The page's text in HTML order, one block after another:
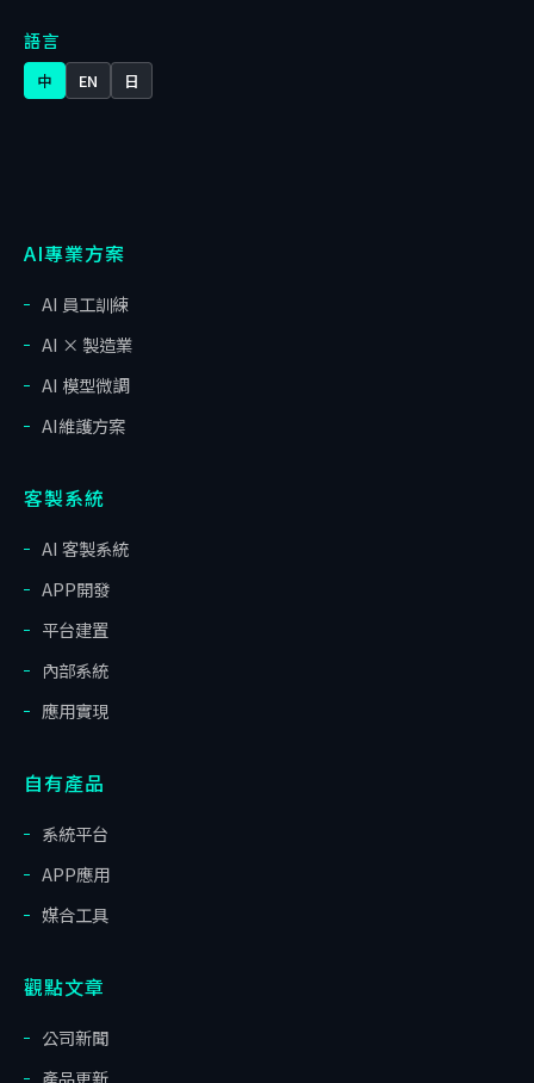
語言
中 EN 日
AI專業方案
AI 員工訓練
AI × 製造業
AI 模型微調
AI維護方案
客製系統
AI 客製系統
APP開發
平台建置
內部系統
應用實現
自有產品
系統平台
APP應用
媒合工具
觀點文章
公司新聞
產品更新